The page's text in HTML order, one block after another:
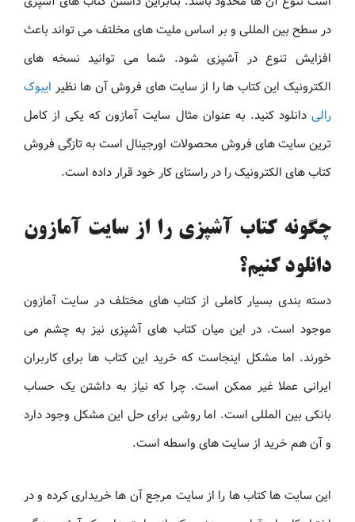
در سطح بین المللی و بر اساس ملیت های مخلتف می تواند باعث
افزایش تنوع در آشپزی شود. شما می توانید نسخه های
الکترونیک این کتاب ها را از سایت های فروش آن ها نظیر ایبوک
رالی دانلود کنید. به عنوان مثال سایت آمازون که یکی از کامل
ترین سایت های فروش محصولات اورجینال است به تازگی فروش
کتاب های الکترونیک را در راستای کار خود قرار داده است.
چگونه کتاب آشپزی را از سایت آمازون
دانلود کنیم؟
دسته بندی بسیار کاملی از کتاب های مختلف در سایت آمازون
موجود است. در این میان کتاب های آشپزی نیز به چشم می
خورند. اما مشکل اینجاست که خرید این کتاب ها برای کاربران
ایرانی عملا غیر ممکن است. چرا که نیاز به داشتن یک حساب
بانکی بین المللی است. اما روشی برای حل این مشکل وجود دارد
و آن هم خرید از سایت های واسطه است.
این سایت ها کتاب ها را از سایت مرجع آن ها خریداری کرده و در